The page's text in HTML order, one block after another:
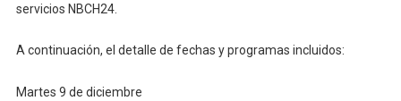
servicios NBCH24.
A continuación, el detalle de fechas y programas incluidos:
Martes 9 de diciembre